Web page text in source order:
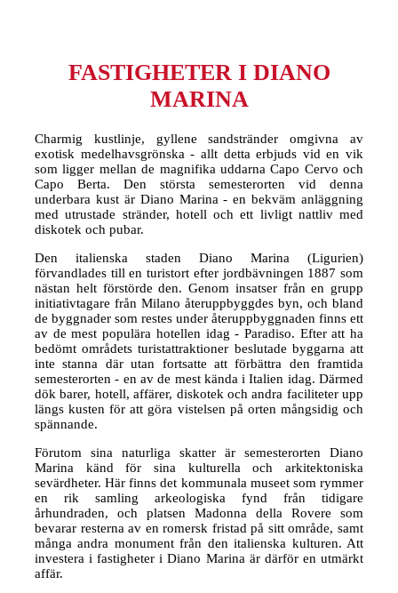
FASTIGHETER I DIANO
MARINA
Charmig kustlinje, gyllene sandstränder omgivna av
exotisk medelhavsgrönska - allt detta erbjuds vid en vik
som ligger mellan de magnifika uddarna Capo Cervo och
Capo Berta. Den största semesterorten vid denna
underbara kust är Diano Marina - en bekväm anläggning
med utrustade stränder, hotell och ett livligt nattliv med
diskotek och pubar.
Den italienska staden Diano Marina (Ligurien)
förvandlades till en turistort efter jordbävningen 1887 som
nästan helt förstörde den. Genom insatser från en grupp
initiativtagare från Milano återuppbyggdes byn, och bland
de byggnader som restes under återuppbyggnaden finns ett
av de mest populära hotellen idag - Paradiso. Efter att ha
bedömt områdets turistattraktioner beslutade byggarna att
inte stanna där utan fortsatte att förbättra den framtida
semesterorten - en av de mest kända i Italien idag. Därmed
dök barer, hotell, affärer, diskotek och andra faciliteter upp
längs kusten för att göra vistelsen på orten mångsidig och
spännande.
Förutom sina naturliga skatter är semesterorten Diano
Marina känd för sina kulturella och arkitektoniska
sevärdheter. Här finns det kommunala museet som rymmer
en rik samling arkeologiska fynd från tidigare
århundraden, och platsen Madonna della Rovere som
bevarar resterna av en romersk fristad på sitt område, samt
många andra monument från den italienska kulturen. Att
investera i fastigheter i Diano Marina är därför en utmärkt
affär.